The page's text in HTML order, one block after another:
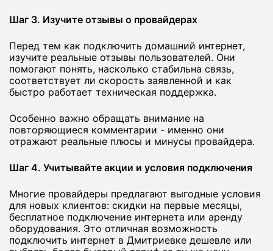
Шаг 3. Изучите отзывы о провайдерах
Перед тем как подключить домашний интернет,
изучите реальные отзывы пользователей. Они
помогают понять, насколько стабильна связь,
соответствует ли скорость заявленной и как
быстро работает техническая поддержка.
Особенно важно обращать внимание на
повторяющиеся комментарии - именно они
отражают реальные плюсы и минусы провайдера.
Шаг 4. Учитывайте акции и условия подключения
Многие провайдеры предлагают выгодные условия
для новых клиентов: скидки на первые месяцы,
бесплатное подключение интернета или аренду
оборудования. Это отличная возможность
подключить интернет в Дмитриевке дешевле или